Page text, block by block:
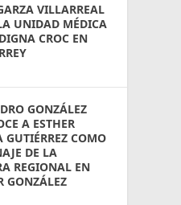
VILLARREAL
UNIDAD MÉDICA
CROC EN
GONZÁLEZ
A ESTHER
GUTIÉRREZ COMO
DE LA
REGIONAL EN
GONZÁLEZ